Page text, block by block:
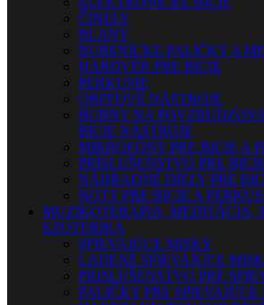
ČINELY
BLANY
BUBENÍCKE PALIČKY A
HARDVÉR PRE BICIE
PERKUSIE
ORFFOVÉ NÁSTROJE
BUBNY NA
BICIE NÁSTROJE
MIKROFÓNY PRE BICIE A
PRÍSLUŠENSTVO PRE
NÁHRADNÉ DIELY PRE
NOTY PRE BICIE A
MUZIKOTERAPIA, MEDITÁCIA,
EZOTERIKA
SPIEVAJÚCE MISKY
LADENÉ SPIEVAJÚCE
PRISLUŠENSTVO PRE
PALIČKY PRE SPIEVAJÚCE